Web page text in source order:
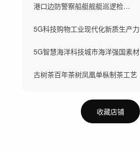
港口边防警察船艇舰艇巡逻检修船
5G科技购物工业现代化新质生产力
5G智慧海洋科技城市海洋强国素材
古树茶百年茶树凤凰单枞制茶工艺
收藏店铺